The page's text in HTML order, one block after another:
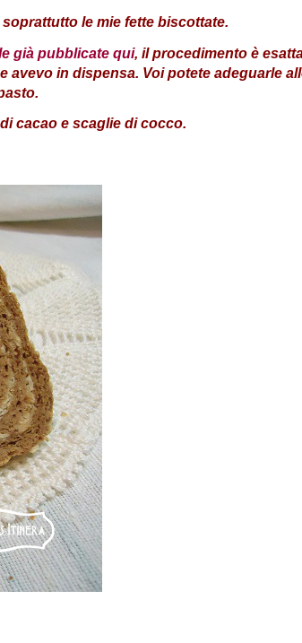
le mie fette biscottate.
già pubblicate qui, il procedimento è
in dispensa. Voi potete adeguarle
cacao e scaglie di cocco.